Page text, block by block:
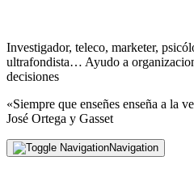
Investigador, teleco, marketer,
ultrafondista… Ayudo a
decisiones
«Siempre que enseñes enseña a la
José Ortega y Gasset
Navigation